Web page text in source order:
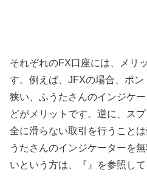
それぞれのFX口座には、メリ
す。例えば、JFXの場合、ポ
狭い、ふうたさんのインジケ
どがメリットです。逆に、ス
全に滑らない取引を行うこと
うたさんのインジケーターを
いという方は、『』を参照して